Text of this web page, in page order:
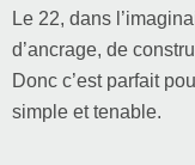
Le 22, dans
d’ancrage, de
Donc c’est parfait
simple et tenable.